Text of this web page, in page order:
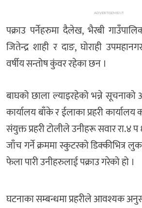
ADVERTISEMENT
पक्राउ पर्नेहरुमा दैलेख, भैरबी
जितेन्द्र शाही र दाङ, घोराही
वर्षीय सन्तोष कुंवर रहेका छन ।
बाघको छाला ल्याइरहेको भन्ने सूचनाको
कार्यालय बाँके र ईलाका प्रहरी
संयुक्त प्रहरी टोलीले उनीहरू सवार रा.४
जाँच गर्ने क्रममा स्कुटरको डिक्कीभित्र
फेला पारी उनीहरुलाई पक्राउ गरेको हो ।
घटनाका सम्बन्धमा प्रहरीले आवश्यक